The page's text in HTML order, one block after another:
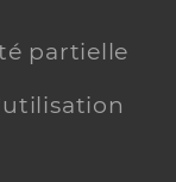
partielle